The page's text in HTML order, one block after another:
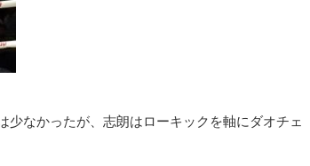
少なかったが、志朗はローキックを軸にダオチェ